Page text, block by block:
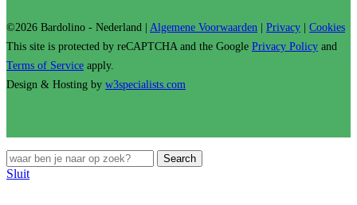
©2026 Bardolino - Nederland | Algemene Voorwaarden | Privacy | Cookies
This site is protected by reCAPTCHA and the Google Privacy Policy and
Terms of Service apply.
Design & Hosting by w3specialists.com
Search
Sluit